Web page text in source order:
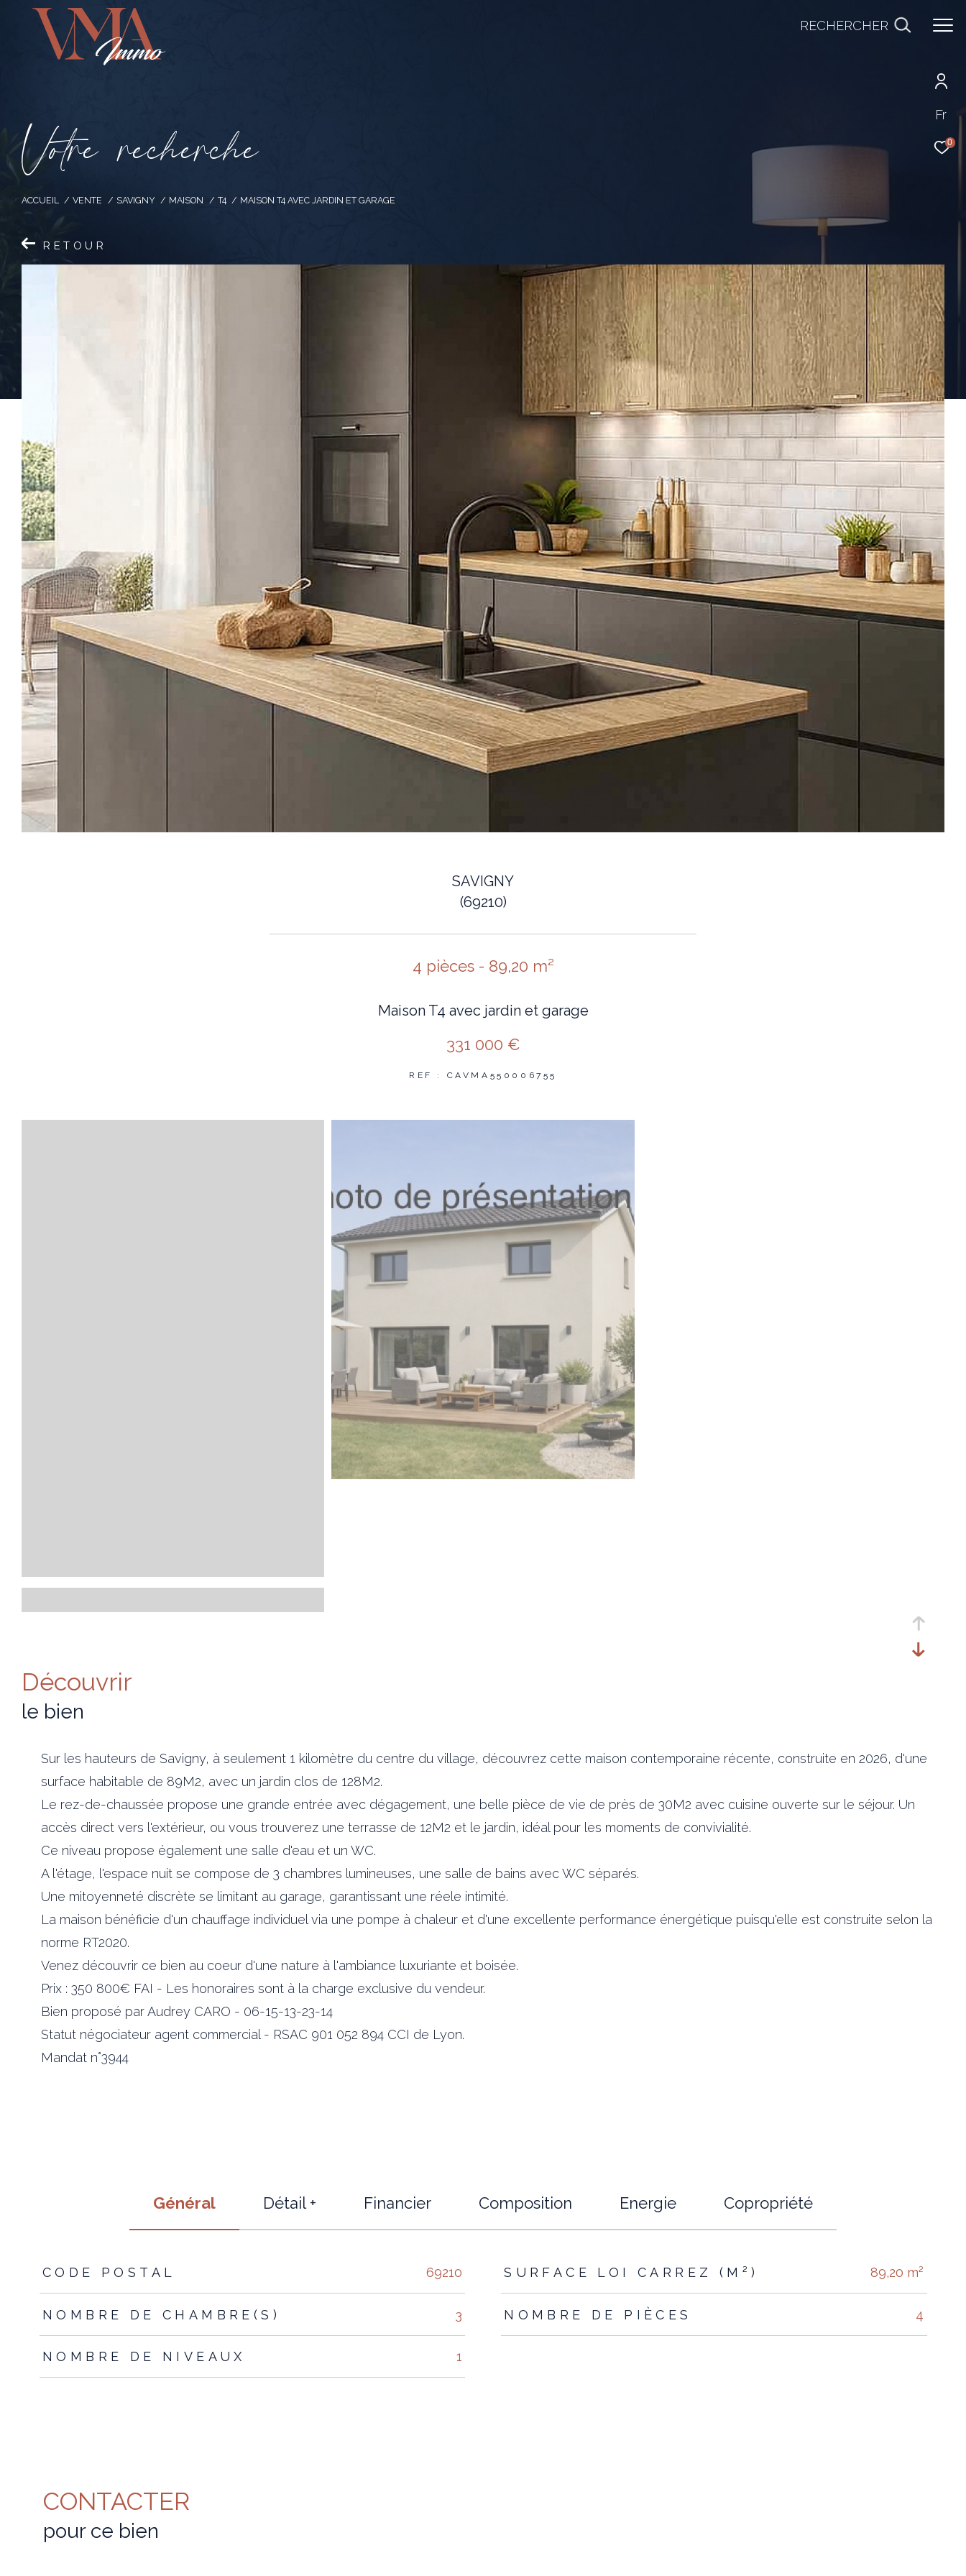
Fr
0
RECHERCHER
Votre recherche
ACCUEIL VENTE SAVIGNY MAISON T4 MAISON T4 AVEC JARDIN ET GARAGE
RETOUR
SAVIGNY
(69210)
4 pièces - 89,20 m²
Maison T4 avec jardin et garage
331 000 €
REF : CAVMA550006755
découvrir
le bien
Sur les hauteurs de Savigny, à seulement 1 kilomètre du centre du village, découvrez cette maison contemporaine récente, construite en 2026, d'une
surface habitable de 89M2, avec un jardin clos de 128M2.
Le rez-de-chaussée propose une grande entrée avec dégagement, une belle pièce de vie de près de 30M2 avec cuisine ouverte sur le séjour. Un
accès direct vers l'extérieur, ou vous trouverez une terrasse de 12M2 et le jardin, idéal pour les moments de convivialité.
Ce niveau propose également une salle d'eau et un WC.
A l'étage, l'espace nuit se compose de 3 chambres lumineuses, une salle de bains avec WC séparés.
Une mitoyenneté discrète se limitant au garage, garantissant une réele intimité.
La maison bénéficie d'un chauffage individuel via une pompe à chaleur et d'une excellente performance énergétique puisqu'elle est construite selon la
norme RT2020.
Venez découvrir ce bien au coeur d'une nature à l'ambiance luxuriante et boisée.
Prix : 350 800€ FAI - Les honoraires sont à la charge exclusive du vendeur.
Bien proposé par Audrey CARO - 06-15-13-23-14
Statut négociateur agent commercial - RSAC 901 052 894 CCI de Lyon.
Mandat n°3944
Général Détail + Financier Composition Energie Copropriété
TRAD_ZEPHYR_Caracteristique
CODE POSTAL 69210 SURFACE LOI CARREZ (M²) 89,20 m²
NOMBRE DE CHAMBRE(S) 3 NOMBRE DE PIÈCES 4
NOMBRE DE NIVEAUX 1
CONTACTER
pour ce bien